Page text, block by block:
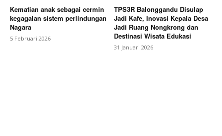
Kematian anak sebagai cermin
kegagalan sistem perlindungan
Nagara
5 Februari 2026
TPS3R Balonggandu Disulap
Jadi Kafe, Inovasi Kepala Desa
Jadi Ruang Nongkrong dan
Destinasi Wisata Edukasi
31 Januari 2026